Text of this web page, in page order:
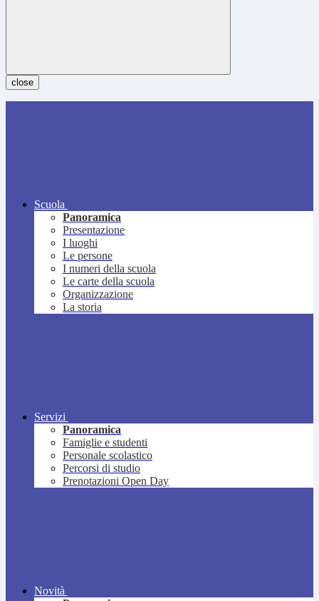
close
Scuola
Panoramica
Presentazione
I luoghi
Le persone
I numeri della scuola
Le carte della scuola
Organizzazione
La storia
Servizi
Panoramica
Famiglie e studenti
Personale scolastico
Percorsi di studio
Prenotazioni Open Day
Novità